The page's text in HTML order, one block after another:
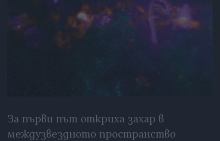
За първи път откриха захар в
междузвездното пространство